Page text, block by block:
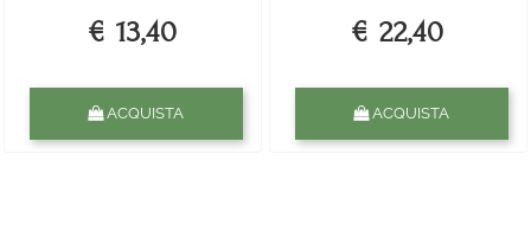
€ 13,40
ACQUISTA
€ 22,40
ACQUISTA